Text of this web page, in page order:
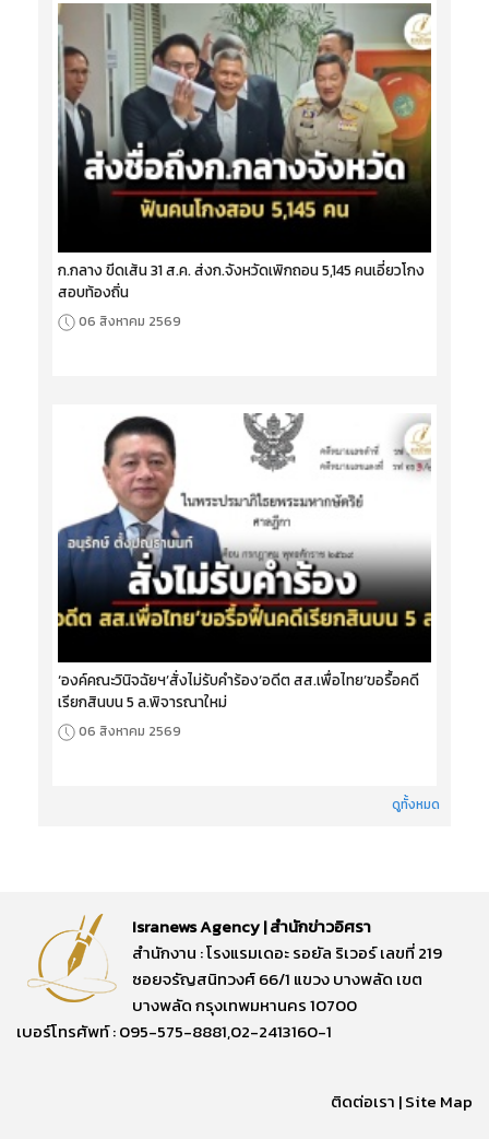
ก.กลาง ขีดเส้น 31 ส.ค. ส่งก.จังหวัดเพิกถอน 5,145 คนเอี่ยวโกง
สอบท้องถิ่น
06 สิงหาคม 2569
‘องค์คณะวินิจฉัยฯ’สั่งไม่รับคำร้อง‘อดีต สส.เพื่อไทย’ขอรื้อคดี
เรียกสินบน 5 ล.พิจารณาใหม่
06 สิงหาคม 2569
ดูทั้งหมด
Isranews Agency | สำนักข่าวอิศรา
สำนักงาน : โรงแรมเดอะ รอยัล ริเวอร์ เลขที่ 219
ซอยจรัญสนิทวงศ์ 66/1 แขวง บางพลัด เขต
บางพลัด กรุงเทพมหานคร 10700
เบอร์โทรศัพท์ : 095-575-8881,02-2413160-1
ติดต่อเรา |Site Map